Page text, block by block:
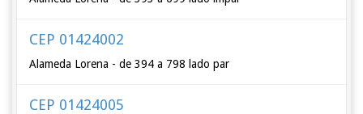
CEP 01424002
Alameda Lorena - de 394 a 798 lado par
CEP 01424005